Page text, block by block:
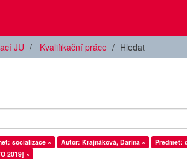
JU Kvalifikační práce Hledat
socializace × Autor: Krajňáková, Darina × Předmět:
2019] ×